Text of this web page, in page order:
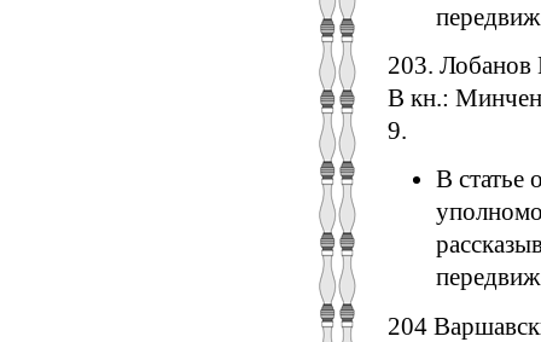
203.
В кн.:
9.
В статье
204